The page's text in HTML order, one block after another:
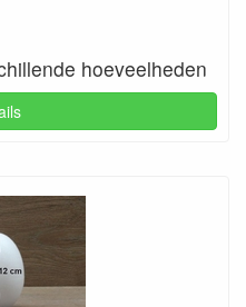
hoeveelheden